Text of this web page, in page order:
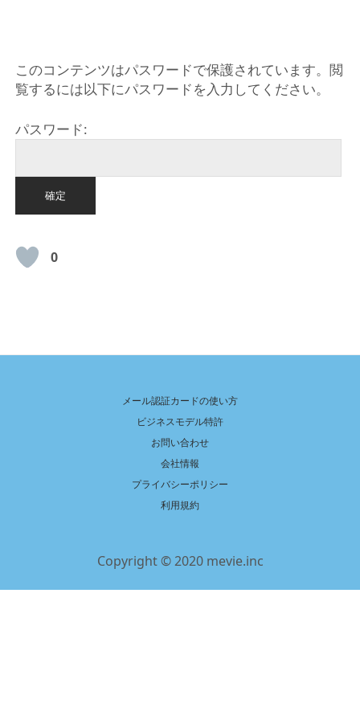
このコンテンツはパスワードで保護されています。閲
覧するには以下にパスワードを入力してください。
パスワード:
0
メール認証カードの使い方
ビジネスモデル特許
お問い合わせ
会社情報
プライバシーポリシー
利用規約
Copyright © 2020 mevie.inc